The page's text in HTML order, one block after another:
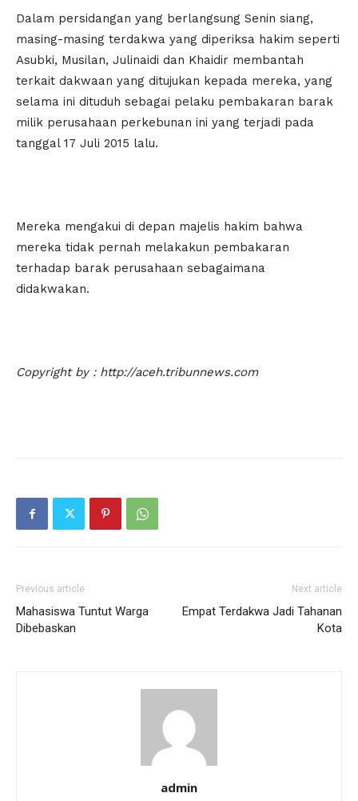
Dalam persidangan yang berlangsung Senin siang,
masing-masing terdakwa yang diperiksa hakim seperti
Asubki, Musilan, Julinaidi dan Khaidir membantah
terkait dakwaan yang ditujukan kepada mereka, yang
selama ini dituduh sebagai pelaku pembakaran barak
milik perusahaan perkebunan ini yang terjadi pada
tanggal 17 Juli 2015 lalu.
Mereka mengakui di depan majelis hakim bahwa
mereka tidak pernah melakakun pembakaran
terhadap barak perusahaan sebagaimana
didakwakan.
Copyright by : http://aceh.tribunnews.com
Previous article
Mahasiswa Tuntut Warga
Dibebaskan
Next article
Empat Terdakwa Jadi Tahanan
Kota
admin